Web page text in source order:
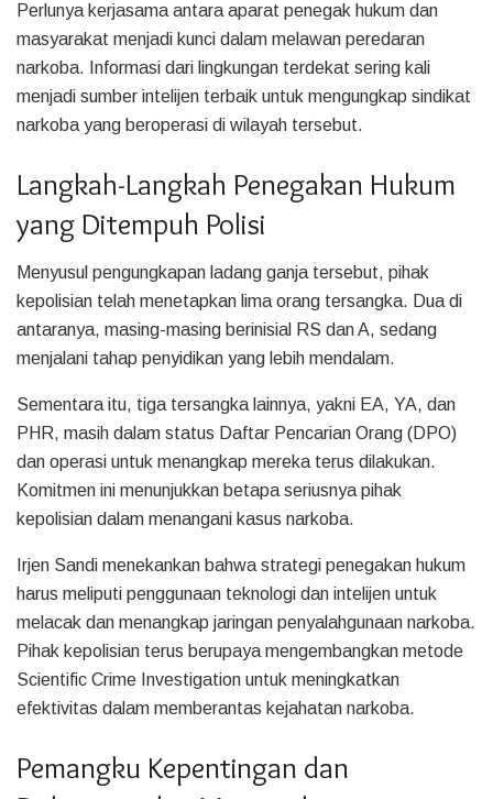
Perlunya kerjasama antara aparat penegak hukum dan
masyarakat menjadi kunci dalam melawan peredaran
narkoba. Informasi dari lingkungan terdekat sering kali
menjadi sumber intelijen terbaik untuk mengungkap sindikat
narkoba yang beroperasi di wilayah tersebut.
Langkah-Langkah Penegakan Hukum
yang Ditempuh Polisi
Menyusul pengungkapan ladang ganja tersebut, pihak
kepolisian telah menetapkan lima orang tersangka. Dua di
antaranya, masing-masing berinisial RS dan A, sedang
menjalani tahap penyidikan yang lebih mendalam.
Sementara itu, tiga tersangka lainnya, yakni EA, YA, dan
PHR, masih dalam status Daftar Pencarian Orang (DPO)
dan operasi untuk menangkap mereka terus dilakukan.
Komitmen ini menunjukkan betapa seriusnya pihak
kepolisian dalam menangani kasus narkoba.
Irjen Sandi menekankan bahwa strategi penegakan hukum
harus meliputi penggunaan teknologi dan intelijen untuk
melacak dan menangkap jaringan penyalahgunaan narkoba.
Pihak kepolisian terus berupaya mengembangkan metode
Scientific Crime Investigation untuk meningkatkan
efektivitas dalam memberantas kejahatan narkoba.
Pemangku Kepentingan dan